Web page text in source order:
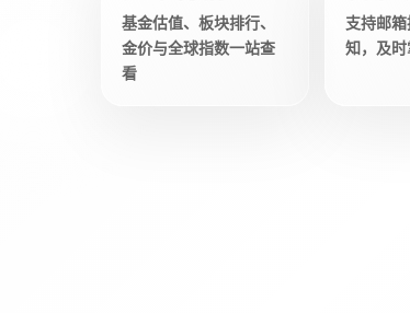
基金估值、板块排行、
金价与全球指数一站查
看
支持邮
知，及